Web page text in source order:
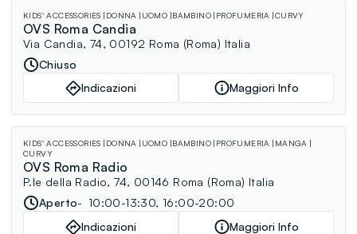
KIDS' ACCESSORIES DONNA UOMO BAMBINO PROFUMERIA CURVY
OVS Roma Candia
Via Candia, 74, 00192 Roma (Roma) Italia
Chiuso
Indicazioni
Maggiori Info
KIDS' ACCESSORIES DONNA UOMO BAMBINO PROFUMERIA
MANGA
CURVY
OVS Roma Radio
P.le della Radio, 74, 00146 Roma (Roma) Italia
Aperto
10:00-13:30, 16:00-20:00
Indicazioni
Maggiori Info